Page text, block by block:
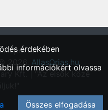
2026. AllasOrias.hu
Kft. | "Az elsők közé
érdekében
információkért olvassa
Összes elfogadása